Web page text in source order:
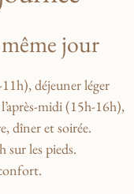
jour
déjeuner léger
midi (15h-16h),
dîner et soirée.
sur les pieds.